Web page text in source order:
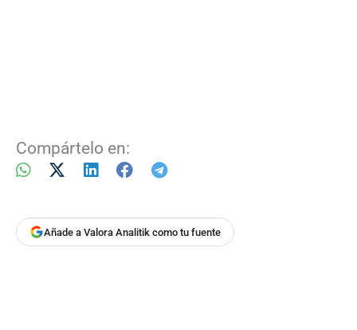
Compártelo en:
Añade a Valora Analitik como tu fuente